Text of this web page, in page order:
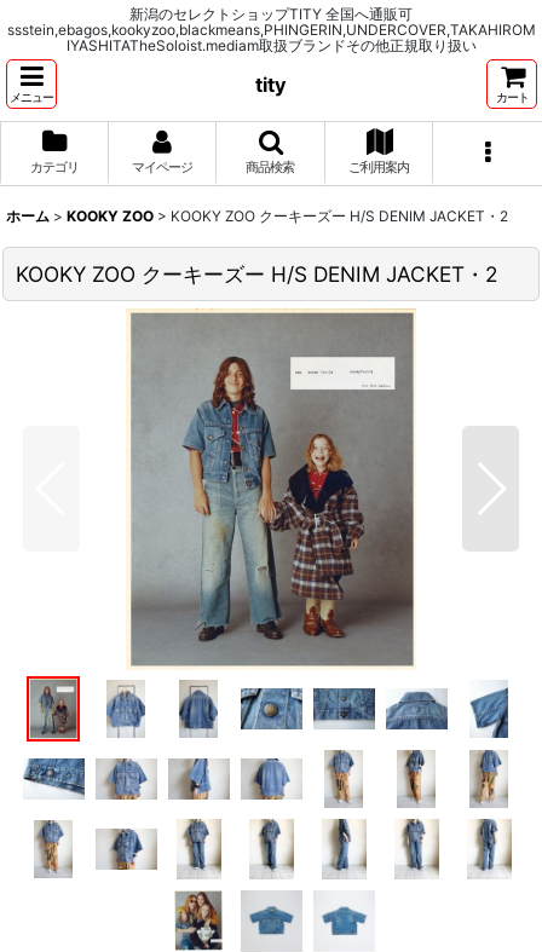
新潟のセレクトショップTITY 全国へ通販可
ssstein,ebagos,kookyzoo,blackmeans,PHINGERIN,UNDERCOVER,TAKAHIROM
IYASHITATheSoloist.mediam取扱ブランドその他正規取り扱い
メニュー
tity
カート
カテゴリ マイページ 商品検索 ご利用案内
ホーム > KOOKY ZOO > KOOKY ZOO クーキーズー H/S DENIM JACKET・2
KOOKY ZOO クーキーズー H/S DENIM JACKET・2